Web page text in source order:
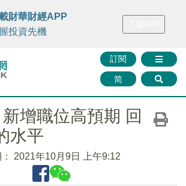
FINTV FINMETA 財華證券 媒體矩陣
訂閱
简
財華財經APP
投資先機
增職位高預期 回
水平
2021年10月9日 上午9:12